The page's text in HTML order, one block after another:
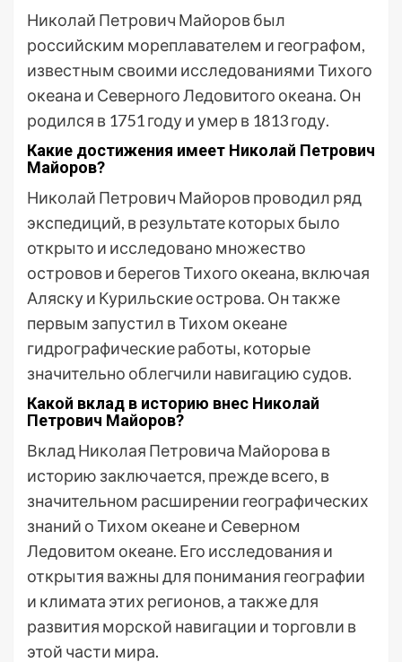
Николай Петрович Майоров был
российским мореплавателем и географом,
известным своими исследованиями Тихого
океана и Северного Ледовитого океана. Он
родился в 1751 году и умер в 1813 году.
Какие достижения имеет Николай Петрович
Майоров?
Николай Петрович Майоров проводил ряд
экспедиций, в результате которых было
открыто и исследовано множество
островов и берегов Тихого океана, включая
Аляску и Курильские острова. Он также
первым запустил в Тихом океане
гидрографические работы, которые
значительно облегчили навигацию судов.
Какой вклад в историю внес Николай
Петрович Майоров?
Вклад Николая Петровича Майорова в
историю заключается, прежде всего, в
значительном расширении географических
знаний о Тихом океане и Северном
Ледовитом океане. Его исследования и
открытия важны для понимания географии
и климата этих регионов, а также для
развития морской навигации и торговли в
этой части мира.